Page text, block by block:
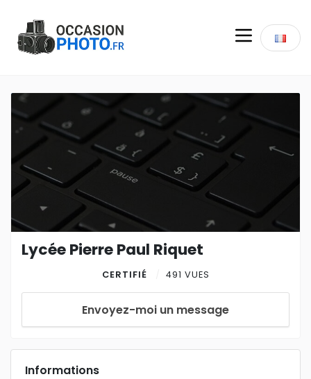
Lycée Pierre Paul Riquet
CERTIFIÉ 491 VUES
Envoyez-moi un message
Informations